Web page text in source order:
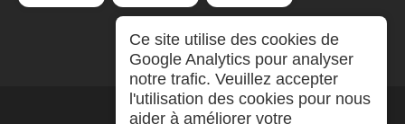
Ce site utilise des cookies de
Google Analytics pour analyser
notre trafic. Veuillez accepter
l'utilisation des cookies pour nous
aider à améliorer votre